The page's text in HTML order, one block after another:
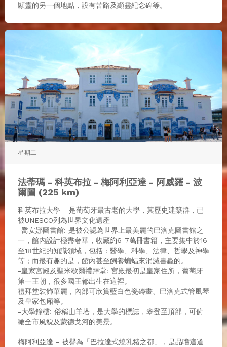
顯靈的另一個地點，設有苦路及顯靈紀念碑等。
星期二
法蒂瑪 - 科英布拉 - 梅阿利亞達 - 阿威羅 - 波
爾圖 (225 km)
科英布拉大學 - 是葡萄牙最古老的大學，其歷史建築群，已
被UNESCO列為世界文化遺產
-喬安娜圖書館: 是被公認為世界上最美麗的巴洛克圖書館之
一，館內設計極盡奢華，收藏約6-7萬冊書籍，主要集中於16
至18世紀的知識領域，包括 : 醫學、科學、法律、哲學及神學
等；而最有趣的是，館內甚至飼養蝙蝠來消滅書蟲的。
-皇家宮殿及聖米歇爾禮拜堂: 宮殿最初是皇家住所，葡萄牙
第一王朝，很多國王都出生在這裡。
禮拜堂裝飾華麗，內部可欣賞藍白色瓷磚畫、巴洛克式管風琴
及皇家包廂等。
-大學鐘樓: 俗稱山羊塔，是大學的標誌，攀登至頂部，可俯
瞰全市風貌及蒙德戈河的美景。
梅阿利亞達 - 被譽為「巴拉達式燒乳豬之都」，是品嚐這道